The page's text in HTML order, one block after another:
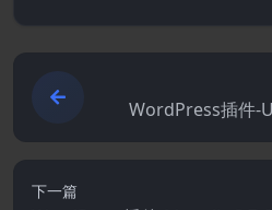
WordPress插件-
下一篇